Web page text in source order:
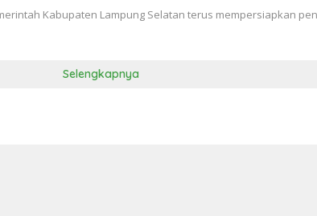
Kabupaten Lampung Selatan terus mempersiapkan
Selengkapnya